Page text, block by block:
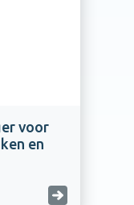
voor
en